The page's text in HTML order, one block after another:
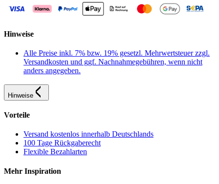
Hinweise
Alle Preise inkl. 7% bzw. 19% gesetzl. Mehrwertsteuer zzgl.
Versandkosten und ggf. Nachnahmegebühren, wenn nicht
anders angegeben.
Hinweise
Vorteile
Versand kostenlos innerhalb Deutschlands
100 Tage Rückgaberecht
Flexible Bezahlarten
Mehr Inspiration